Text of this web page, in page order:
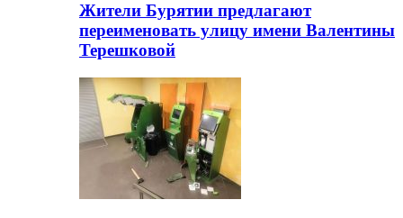
Жители Бурятии предлагают
переименовать улицу имени Валентины
Терешковой